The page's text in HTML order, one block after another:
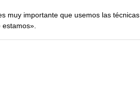
muy importante que usemos las técnicas